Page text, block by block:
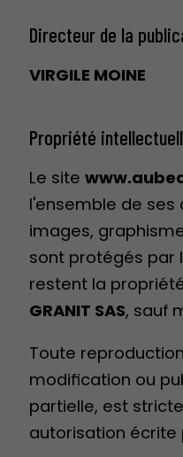
Directeur de la
VIRGILE MOINE
Propriété
Le site
l'ensemble de ses
images,
sont protégés par
restent la
GRANIT SAS, sauf
Toute
modification ou
partielle, est
autorisation écrite